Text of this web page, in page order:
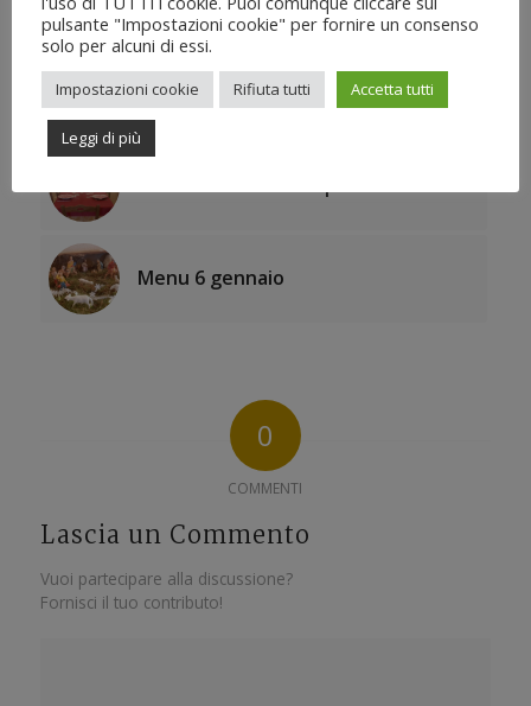
Menu domenica 17 marzo
Menu 6 gennaio
0
COMMENTI
Lascia un Commento
Vuoi partecipare alla discussione?
Fornisci il tuo contributo!
pulsante "Impostazioni cookie" per fornire un consenso
solo per alcuni di essi.
Impostazioni cookie Rifiuta tutti Accetta tutti
Leggi di più